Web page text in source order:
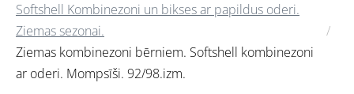
Softshell Kombinezoni un bikses ar papildus oderi.
Ziemas sezonai.
Ziemas kombinezoni bērniem. Softshell kombinezoni
ar oderi. Mompsīši. 92/98.izm.